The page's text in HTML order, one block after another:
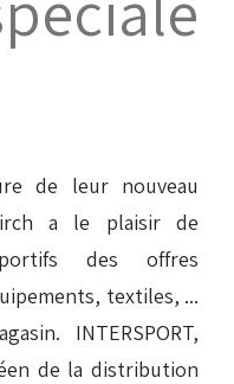
de leur nouveau
a le plaisir de
des offres
textiles, ...
INTERSPORT,
de la distribution